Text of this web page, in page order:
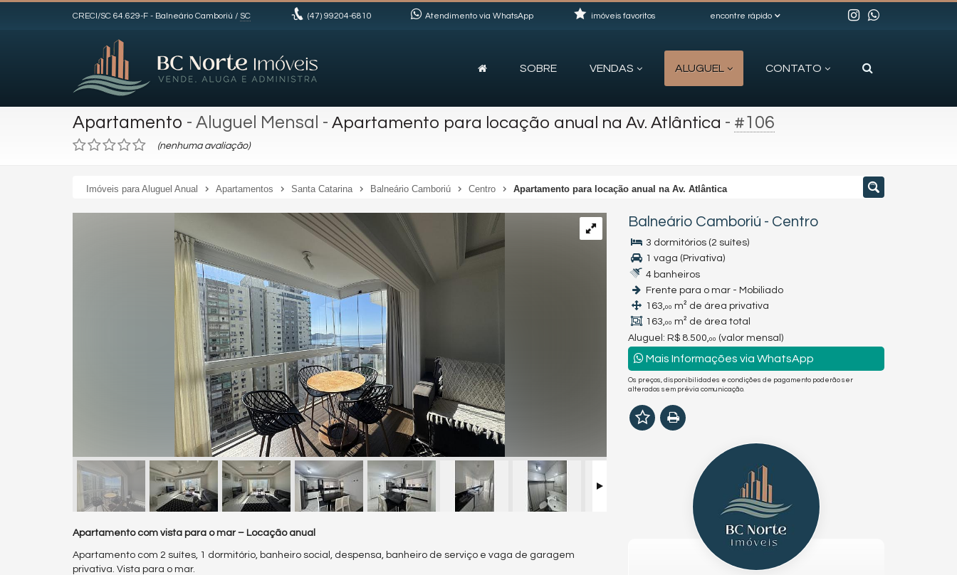
CRECI/SC 64.629-F - Balneário Camboriú / SC (47) 99204-6810 Atendimento via WhatsApp encontre rápido
imóveis favoritos
SOBRE VENDAS ALUGUEL CONTATO
Apartamento - Aluguel Mensal - Apartamento para locação anual na Av. Atlântica - #106
(nenhuma avaliação)
Imóveis para Aluguel Anual Apartamentos Santa Catarina Balneário Camboriú Centro Apartamento para locação anual na Av. Atlântica
Apartamento com vista para o mar – Locação anual
Apartamento com 2 suítes, 1 dormitório, banheiro social, despensa, banheiro de serviço e vaga de garagem
privativa. Vista para o mar.
Balneário Camboriú - Centro
3 dormitórios (2 suítes)
1 vaga (Privativa)
4 banheiros
Frente para o mar - Mobiliado
163,00 m² de área privativa
163,00 m² de área total
Aluguel: R$ 8.500,00 (valor mensal)
Mais Informações via WhatsApp
Os preços, disponibilidades e condições de pagamento poderão ser
alterados sem prévia comunicação.